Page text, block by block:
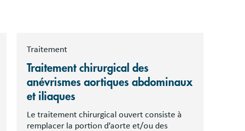
Traitement
Traitement chirurgical des
anévrismes aortiques abdominaux
et iliaques
Le traitement chirurgical ouvert consiste à
remplacer la portion d’aorte et/ou des